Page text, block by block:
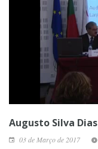
Augusto Silva Dias
03 de Março de 2017